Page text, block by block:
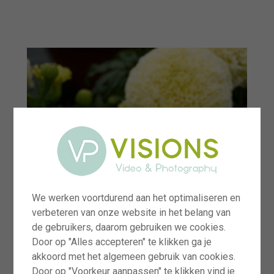
We werken voortdurend aan het optimaliseren en
verbeteren van onze website in het belang van
de gebruikers, daarom gebruiken we cookies.
Door op "Alles accepteren" te klikken ga je
akkoord met het algemeen gebruik van cookies.
Door op "Voorkeur aanpassen" te klikken vind je